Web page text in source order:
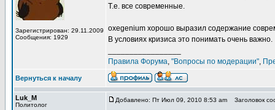
Зарегистрирован: 29.11.2009
Сообщения: 1929
Т.е. все современные.
oxegenium хорошо выразил содержание
В условиях кризиса это понимать очень важно.
Правила Форума, "Вопросы по модерации",
Вернуться к началу
Luk_M
Политолог
Добавлено: Пт Июл 09, 2010 8:53 am Заголовок